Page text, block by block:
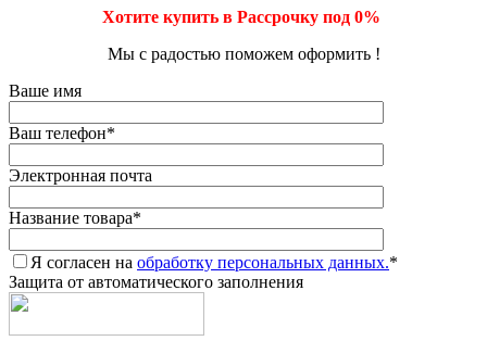
Хотите купить в Рассрочку под 0%
Мы с радостью поможем оформить !
Ваше имя
Ваш телефон*
Электронная почта
Название товара*
Я согласен на обработку персональных данных.*
Защита от автоматического заполнения